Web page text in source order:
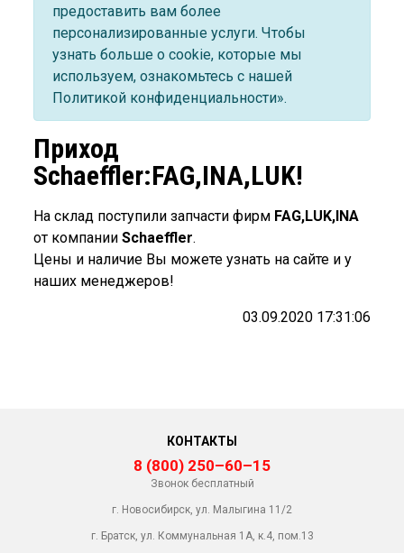
предоставить вам более
персонализированные услуги. Чтобы
узнать больше о cookie, которые мы
используем, ознакомьтесь с нашей
Политикой конфиденциальности».
Приход
Schaeffler:FAG,INA,LUK!
На склад поступили запчасти фирм FAG,LUK,INA
от компанииSchaeffler.
Цены и наличие Вы можете узнать на сайте и у
наших менеджеров!
03.09.2020 17:31:06
КОНТАКТЫ
8 (800) 250–60–15
Звонок бесплатный
г. Новосибирск, ул. Малыгина 11/2
г. Братск, ул. Коммунальная 1А, к.4, пом.13